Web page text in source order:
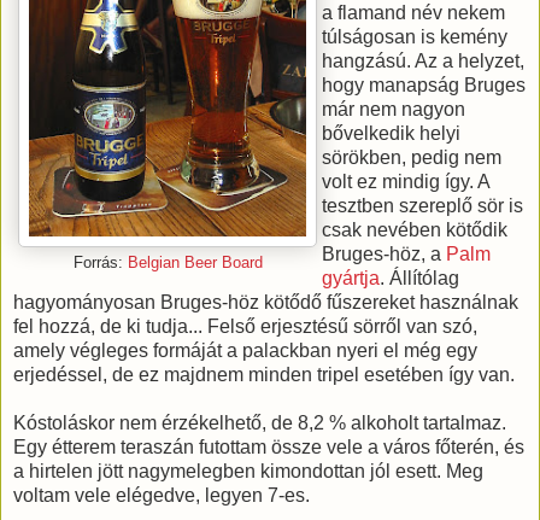
Forrás: Belgian Beer Board
a flamand név nekem
túlságosan is kemény
hangzású. Az a helyzet,
hogy manapság Bruges
már nem nagyon
bővelkedik helyi
sörökben, pedig nem
volt ez mindig így. A
tesztben szereplő sör is
csak nevében kötődik
Bruges-höz, a Palm
gyártja. Állítólag
hagyományosan Bruges-höz kötődő fűszereket használnak
fel hozzá, de ki tudja... Felső erjesztésű sörről van szó,
amely végleges formáját a palackban nyeri el még egy
erjedéssel, de ez majdnem minden tripel esetében így van.
Kóstoláskor nem érzékelhető, de 8,2 % alkoholt tartalmaz.
Egy étterem teraszán futottam össze vele a város főterén, és
a hirtelen jött nagymelegben kimondottan jól esett. Meg
voltam vele elégedve, legyen 7-es.